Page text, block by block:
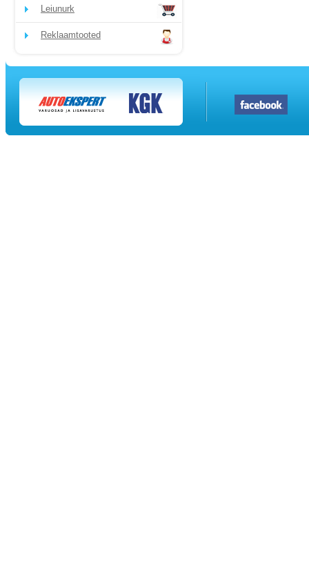
Leiunurk
Reklaamtooted